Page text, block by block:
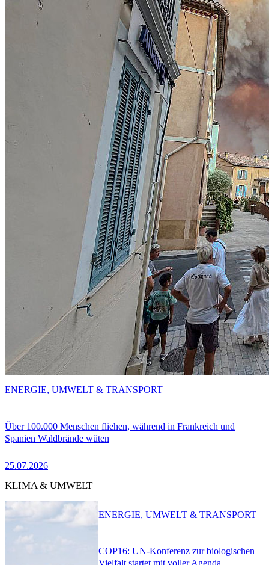
Über 100.000 Menschen fliehen, während in Frankreich und
Spanien Waldbrände wüten
25.07.2026
ENERGIE, UMWELT & TRANSPORT
KLIMA & UMWELT
COP16: UN-Konferenz zur biologischen
ENERGIE, UMWELT & TRANSPORT